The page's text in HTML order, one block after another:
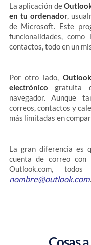
La aplicación de
en tu ordenador,
de Microsoft. Este
funcionalidades,
contactos, todo en un
Por otro lado,
electrónico gratuita
navegador. Aunque
correos, contactos y
más limitadas en
La gran diferencia es
cuenta de correo con
Outlook.com,
nombre@outlook.com.